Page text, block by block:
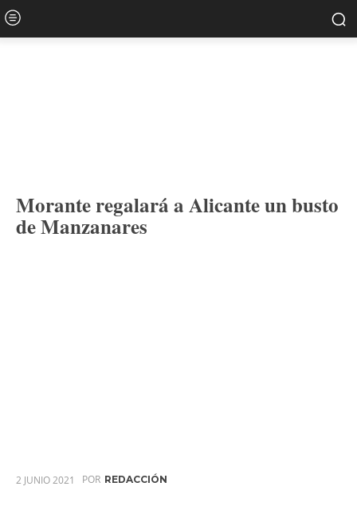
Morante regalará a Alicante un busto
de Manzanares
2 JUNIO 2021 POR REDACCIÓN